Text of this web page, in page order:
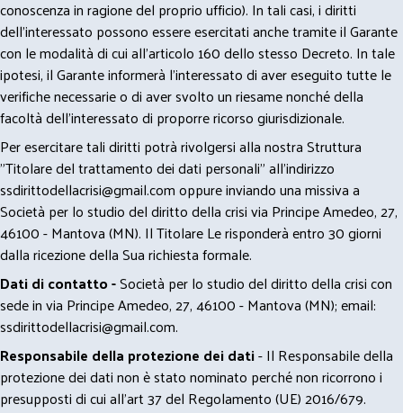
conoscenza in ragione del proprio ufficio). In tali casi, i diritti
dell’interessato possono essere esercitati anche tramite il Garante
con le modalità di cui all’articolo 160 dello stesso Decreto. In tale
ipotesi, il Garante informerà l’interessato di aver eseguito tutte le
verifiche necessarie o di aver svolto un riesame nonché della
facoltà dell’interessato di proporre ricorso giurisdizionale.
Per esercitare tali diritti potrà rivolgersi alla nostra Struttura
"Titolare del trattamento dei dati personali" all'indirizzo
ssdirittodellacrisi@gmail.comoppure inviando una missiva a
Società per lo studio del diritto della crisi via Principe Amedeo, 27,
46100 - Mantova (MN). Il Titolare Le risponderà entro 30 giorni
dalla ricezione della Sua richiesta formale.
Dati di contatto -Società per lo studio del diritto della crisi con
sede in via Principe Amedeo, 27, 46100 - Mantova (MN); email:
ssdirittodellacrisi@gmail.com.
Responsabile della protezione dei dati- Il Responsabile della
protezione dei dati non è stato nominato perché non ricorrono i
presupposti di cui all’art 37 del Regolamento (UE) 2016/679.